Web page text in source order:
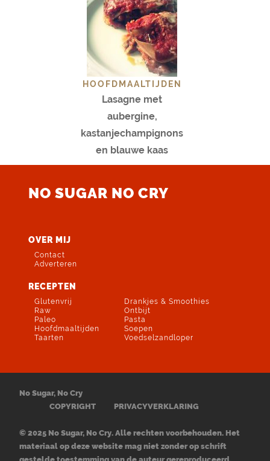
HOOFDMAALTIJDEN
Lasagne met
aubergine,
kastanjechampignons
en blauwe kaas
NO SUGAR NO CRY
OVER MIJ
Contact
Adverteren
RECEPTEN
Glutenvrij
Raw
Paleo
Hoofdmaaltijden
Taarten
Drankjes & Smoothies
Ontbijt
Pasta
Soepen
Voedselzandloper
No Sugar, No Cry
COPYRIGHT
PRIVACYVERKLARING
© 2025 No Sugar, No Cry. Alle rechten voorbehouden. Het
materiaal op deze website mag niet zonder op schrift